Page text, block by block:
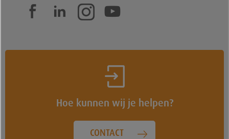
Hoe kunnen wij je helpen?
CONTACT